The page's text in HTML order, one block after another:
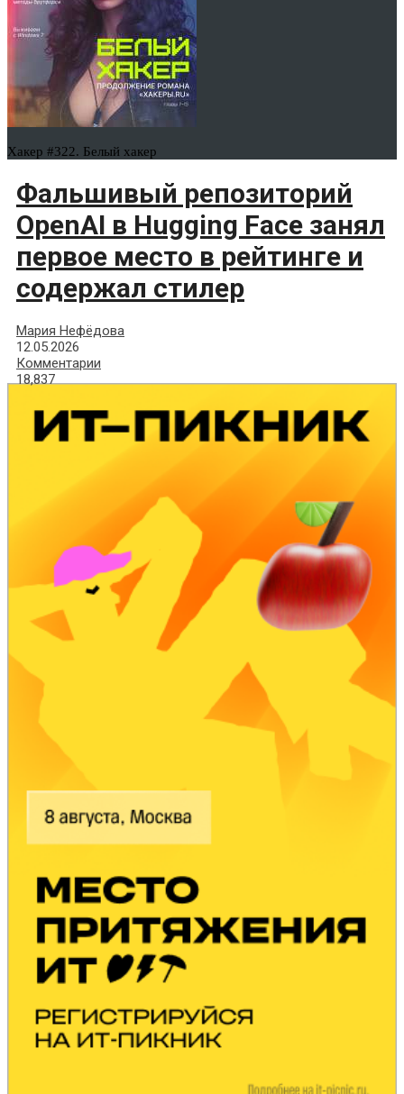
Хакер #322. Белый хакер
Фальшивый репозиторий
OpenAI в Hugging Face занял
первое место в рейтинге и
содержал стилер
Мария Нефёдова
12.05.2026
Комментарии
18,837